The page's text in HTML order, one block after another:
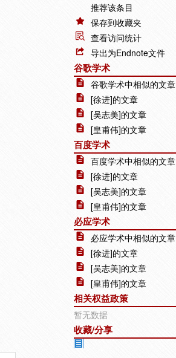
推荐该条目
保存到收藏夹
查看访问统计
导出为Endnote文件
谷歌学术
谷歌学术中相似的文章
[徐进]的文章
[吴志美]的文章
[皇甫伟]的文章
百度学术
百度学术中相似的文章
[徐进]的文章
[吴志美]的文章
[皇甫伟]的文章
必应学术
必应学术中相似的文章
[徐进]的文章
[吴志美]的文章
[皇甫伟]的文章
相关权益政策
暂无数据
收藏/分享